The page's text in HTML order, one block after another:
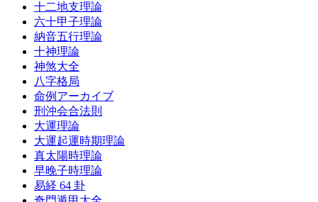
十二地支理論
六十甲子理論
納音五行理論
十神理論
神煞大全
八字格局
命例アーカイブ
刑沖会合法則
大運理論
大運起運時期理論
真太陽時理論
早晚子時理論
易経 64 卦